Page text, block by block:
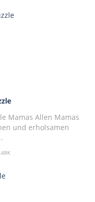
Mamas Allen Mamas
und erholsamen